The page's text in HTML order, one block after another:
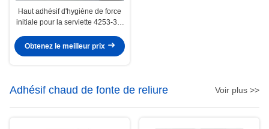
Haut adhésif d'hygiène de force
initiale pour la serviette 4253-34-
Obtenez le meilleur prix
Adhésif chaud de fonte de reliure Voir plus >>